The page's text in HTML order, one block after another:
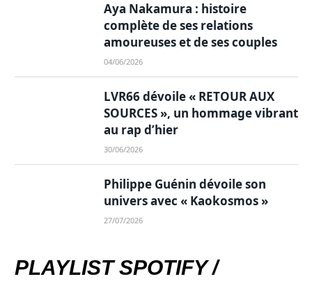
Aya Nakamura : histoire
complète de ses relations
amoureuses et de ses couples
04/06/2026
LVR66 dévoile « RETOUR AUX
SOURCES », un hommage vibrant
au rap d’hier
30/06/2026
Philippe Guénin dévoile son
univers avec « Kaokosmos »
27/07/2026
PLAYLIST SPOTIFY /